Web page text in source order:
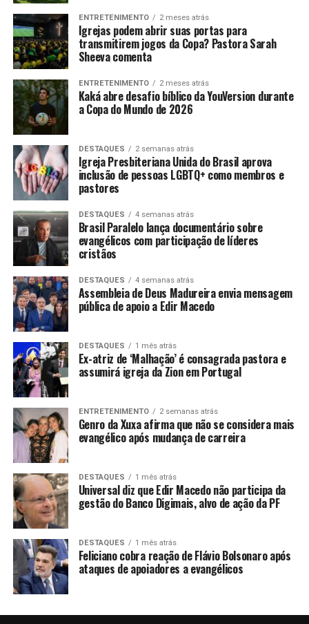
ENTRETENIMENTO 2 meses atrás
Igrejas podem abrir suas portas para
transmitirem jogos da Copa? Pastora Sarah
Sheeva comenta
ENTRETENIMENTO 2 meses atrás
Kaká abre desafio bíblico da YouVersion durante
a Copa do Mundo de 2026
DESTAQUES 2 semanas atrás
Igreja Presbiteriana Unida do Brasil aprova
inclusão de pessoas LGBTQ+ como membros e
pastores
DESTAQUES 4 semanas atrás
Brasil Paralelo lança documentário sobre
evangélicos com participação de líderes
cristãos
DESTAQUES 4 semanas atrás
Assembleia de Deus Madureira envia mensagem
pública de apoio a Edir Macedo
DESTAQUES 1 mês atrás
Ex-atriz de ‘Malhação’ é consagrada pastora e
assumirá igreja da Zion em Portugal
ENTRETENIMENTO 2 semanas atrás
Genro da Xuxa afirma que não se considera mais
evangélico após mudança de carreira
DESTAQUES 1 mês atrás
Universal diz que Edir Macedo não participa da
gestão do Banco Digimais, alvo de ação da PF
DESTAQUES 1 mês atrás
Feliciano cobra reação de Flávio Bolsonaro após
ataques de apoiadores a evangélicos